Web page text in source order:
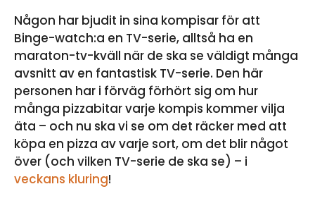
Någon har bjudit in sina kompisar för att
Binge-watch:a en TV-serie, alltså ha en
maraton-tv-kväll när de ska se väldigt många
avsnitt av en fantastisk TV-serie. Den här
personen har i förväg förhört sig om hur
många pizzabitar varje kompis kommer vilja
äta – och nu ska vi se om det räcker med att
köpa en pizza av varje sort, om det blir något
över (och vilken TV-serie de ska se) – i
veckans kluring!